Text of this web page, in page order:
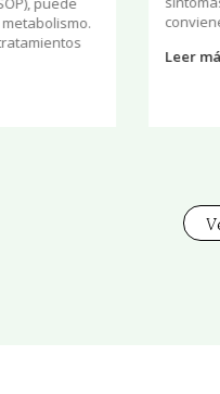
conviene valorarlo con un